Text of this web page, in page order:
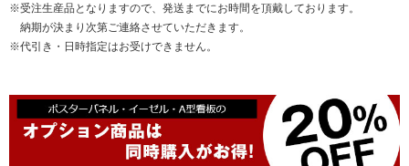
※受注生産品となりますので、発送までにお時間を頂戴しております。
納期が決まり次第ご連絡させていただきます。
※代引き・日時指定はお受けできません。